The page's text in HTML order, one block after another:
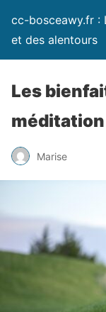
cc-bosceawy.fr :
et des alentours
Les
Marise